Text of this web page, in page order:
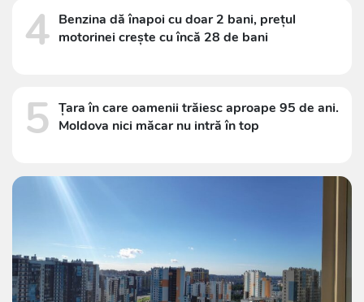
4 Benzina dă înapoi cu doar 2 bani, prețul
motorinei crește cu încă 28 de bani
5 Țara în care oamenii trăiesc aproape 95 de ani.
Moldova nici măcar nu intră în top